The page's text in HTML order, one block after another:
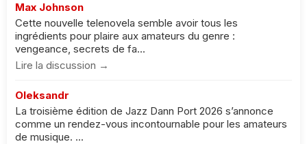
Max Johnson
Cette nouvelle telenovela semble avoir tous les
ingrédients pour plaire aux amateurs du genre :
vengeance, secrets de fa...
Lire la discussion →
Oleksandr
La troisième édition de Jazz Dann Port 2026 s’annonce
comme un rendez-vous incontournable pour les amateurs
de musique. ...